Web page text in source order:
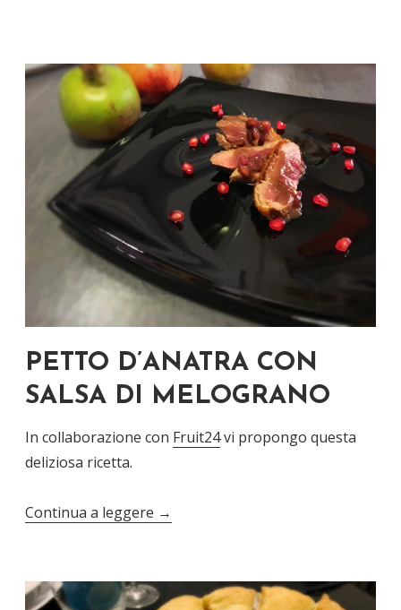
PETTO D’ANATRA CON
SALSA DI MELOGRANO
In collaborazione con Fruit24vi propongo questa
deliziosa ricetta.
Continua a leggere →